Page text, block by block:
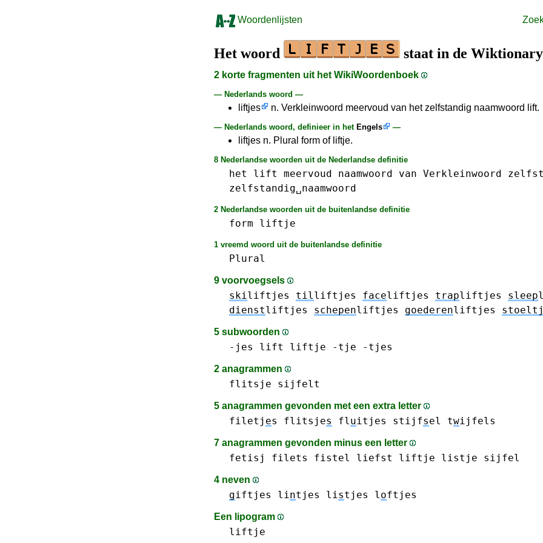
Woordenlijsten
Het woord staat in de Wiktionary
2 korte fragmenten uit het WikiWoordenboek
— Nederlands woord —
liftjes n. Verkleinwoord meervoud van het zelfstandig naamwoord lift.
— Nederlands woord, definieer in het Engels —
liftjes n. Plural form of liftje.
8 Nederlandse woorden uit de Nederlandse definitie
het lift meervoud naamwoord van Verkleinwoord
zelfstandig␣naamwoord
2 Nederlandse woorden uit de buitenlandse definitie
form liftje
1 vreemd woord uit de buitenlandse definitie
Plural
9 voorvoegsels
skiliftjes tilliftjes faceliftjes trapliftjes sleep
dienstliftjes schepenliftjes goederenliftjes
5 subwoorden
-jes lift liftje -tje -tjes
2 anagrammen
flitsje sijfelt
5 anagrammen gevonden met een extra letter
filetj es flitsjes fluitjes stijfsel twijfels
7 anagrammen gevonden minus een letter
fetisj filets fistel liefst liftje listje sijfel
4 neven
giftjes lintjes listjes loftjes
Een lipogram
liftje